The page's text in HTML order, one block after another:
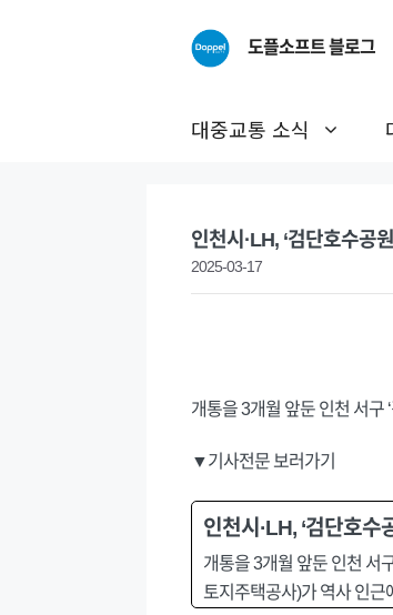
도플소프트 블로그
대중교통 소식
인천시·LH, ‘검단호수공
2025-03-17
개통을 3개월 앞둔 인천 서구
▼기사전문 보러가기
인천시·LH, ‘검단호수
개통을 3개월 앞둔 인천 서
토지주택공사)가 역사 인근